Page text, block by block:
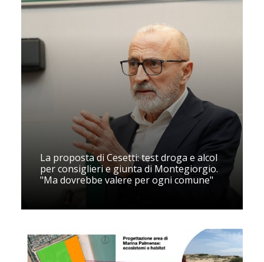
La proposta di Cesetti: test droga e alcol
per consiglieri e giunta di Montegiorgio.
"Ma dovrebbe valere per ogni comune"